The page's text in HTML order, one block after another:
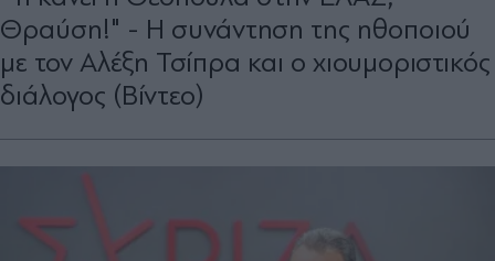
Θραύση!" - Η συνάντηση της ηθοποιού
με τον Αλέξη Τσίπρα και ο χιουμοριστικός
διάλογος (Βίντεο)